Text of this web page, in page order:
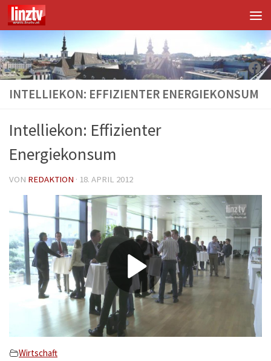
Unter dem Inhalt
INTELLIEKON: EFFIZIENTER ENERGIEKONSUM
Intelliekon: Effizienter
Energiekonsum
VON REDAKTION · 18. APRIL 2012
Wirtschaft